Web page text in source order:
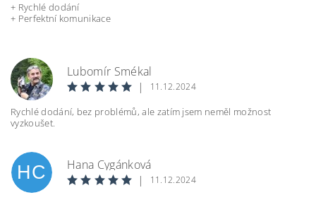
+ Rychlé dodání
+ Perfektní komunikace
LS
Lubomír Smékal
|
11.12.2024
Rychlé dodání, bez problémů, ale zatím jsem neměl možnost
vyzkoušet.
HC
Hana Cygánková
|
11.12.2024